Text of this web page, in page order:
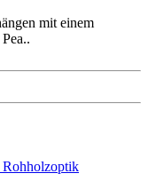
mit einem